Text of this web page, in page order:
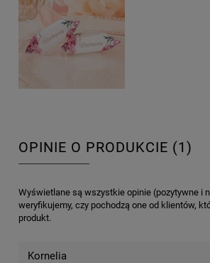
OPINIE O PRODUKCIE (1)
Wyświetlane są wszystkie opinie (pozytywne i
weryfikujemy, czy pochodzą one od klientów,
produkt.
Kornelia